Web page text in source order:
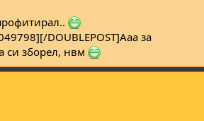
DOUBLEPOST]Ааа за
си зборел, нвм